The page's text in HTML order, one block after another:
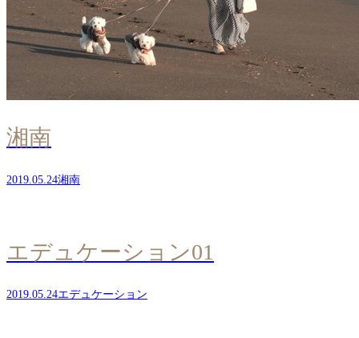
湘南
2019.05.24湘南
エデュケーション01
2019.05.24エデュケーション